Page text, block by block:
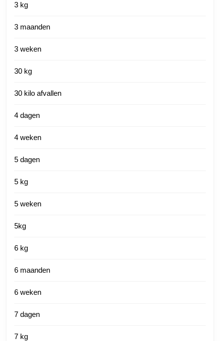
3 kg
3 maanden
3 weken
30 kg
30 kilo afvallen
4 dagen
4 weken
5 dagen
5 kg
5 weken
5kg
6 kg
6 maanden
6 weken
7 dagen
7 kg